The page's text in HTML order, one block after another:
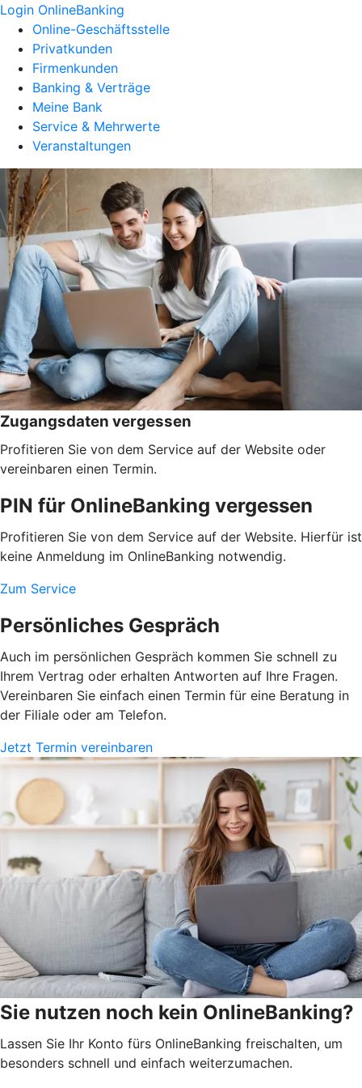
Login OnlineBanking
Online-Geschäftsstelle
Privatkunden
Firmenkunden
Banking & Verträge
Meine Bank
Service & Mehrwerte
Veranstaltungen
Zugangsdaten vergessen
Profitieren Sie von dem Service auf der Website oder
vereinbaren einen Termin.
PIN für OnlineBanking vergessen
Profitieren Sie von dem Service auf der Website. Hierfür ist
keine Anmeldung im OnlineBanking notwendig.
Zum Service
Persönliches Gespräch
Auch im persönlichen Gespräch kommen Sie schnell zu
Ihrem Vertrag oder erhalten Antworten auf Ihre Fragen.
Vereinbaren Sie einfach einen Termin für eine Beratung in
der Filiale oder am Telefon.
Jetzt Termin vereinbaren
Sie nutzen noch kein OnlineBanking?
Lassen Sie Ihr Konto fürs OnlineBanking freischalten, um
besonders schnell und einfach weiterzumachen.